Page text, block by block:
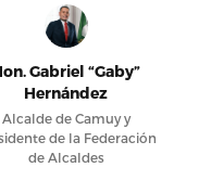
Gabriel “Gaby”
Hernández
Alcalde de Camuy y
de la Federación
de Alcaldes